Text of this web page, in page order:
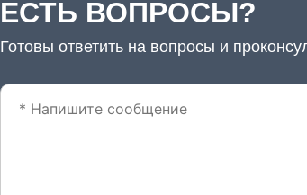
ЕСТЬ ВОПРОСЫ?
Готовы ответить на вопросы и